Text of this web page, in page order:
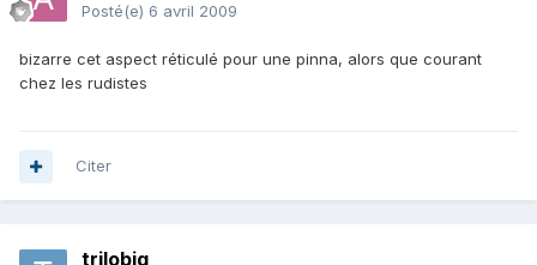
Posté(e) 6 avril 2009
bizarre cet aspect réticulé pour une pinna, alors que courant
chez les rudistes
Citer
trilobig